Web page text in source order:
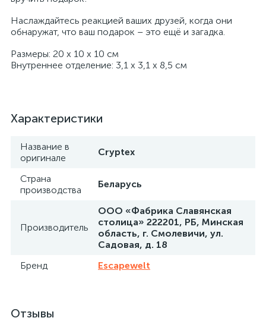
Наслаждайтесь реакцией ваших друзей, когда они
обнаружат, что ваш подарок – это ещё и загадка.
Размеры: 20 х 10 х 10 см
Внутреннее отделение: 3,1 х 3,1 х 8,5 см
Характеристики
Название в
оригинале
Cryptex
Страна
производства
Беларусь
Производитель
ООО «Фабрика Славянская
столица» 222201, РБ, Минская
область, г. Смолевичи, ул.
Садовая, д. 18
Бренд
Escapewelt
Отзывы